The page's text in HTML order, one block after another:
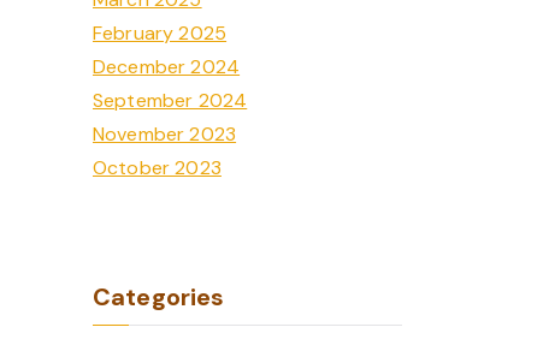
February 2025
December 2024
September 2024
November 2023
October 2023
Categories